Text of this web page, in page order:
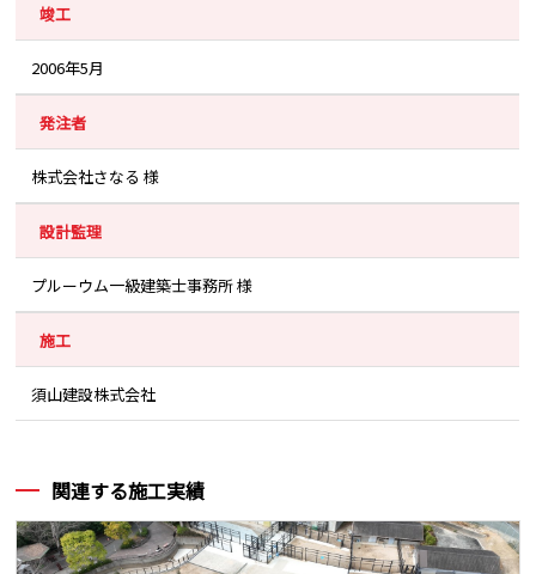
竣工
2006年5月
発注者
株式会社さなる 様
設計監理
プルーウム一級建築士事務所 様
施工
須山建設株式会社
関連する施工実績